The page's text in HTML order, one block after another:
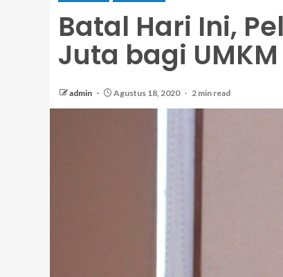
Batal Hari Ini,
Juta bagi
admin Agustus 18, 2020 2 min read